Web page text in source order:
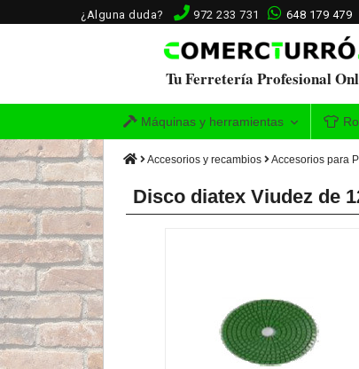
¿Alguna duda? 972 233 731 648 179 479
Tu Ferretería Profesional
Máquinas y herramientas
Accesorios y recambios Accesorios para
Disco diatex Viudez de